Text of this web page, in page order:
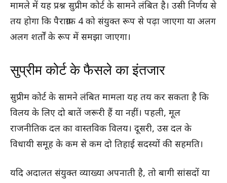
मामले में यह प्रश्न सुप्रीम कोर्ट के सामने लंबित है। उसी निर्णय से
तय होगा कि पैराग्राफ 4 को संयुक्त रूप से पढ़ा जाएगा या अलग
अलग शर्तों के रूप में समझा जाएगा।
सुप्रीम कोर्ट के फैसले का इंतजार
सुप्रीम कोर्ट के सामने लंबित मामला यह तय कर सकता है कि
विलय के लिए दो बातें जरूरी हैं या नहीं। पहली, मूल
राजनीतिक दल का वास्तविक विलय। दूसरी, उस दल के
विधायी समूह के कम से कम दो तिहाई सदस्यों की सहमति।
यदि अदालत संयुक्त व्याख्या अपनाती है, तो बागी सांसदों या